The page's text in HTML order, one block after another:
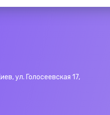
ул. Голосеевская 17,